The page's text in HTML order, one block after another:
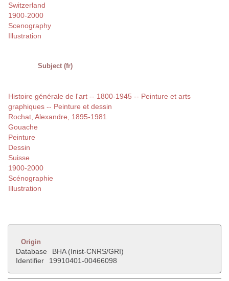
Switzerland
1900-2000
Scenography
Illustration
Subject (fr)
Histoire générale de l'art -- 1800-1945 -- Peinture et arts
graphiques -- Peinture et dessin
Rochat, Alexandre, 1895-1981
Gouache
Peinture
Dessin
Suisse
1900-2000
Scénographie
Illustration
Origin
Database
BHA (Inist-CNRS/GRI)
Identifier
19910401-00466098